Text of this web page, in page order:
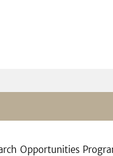
Opportunities